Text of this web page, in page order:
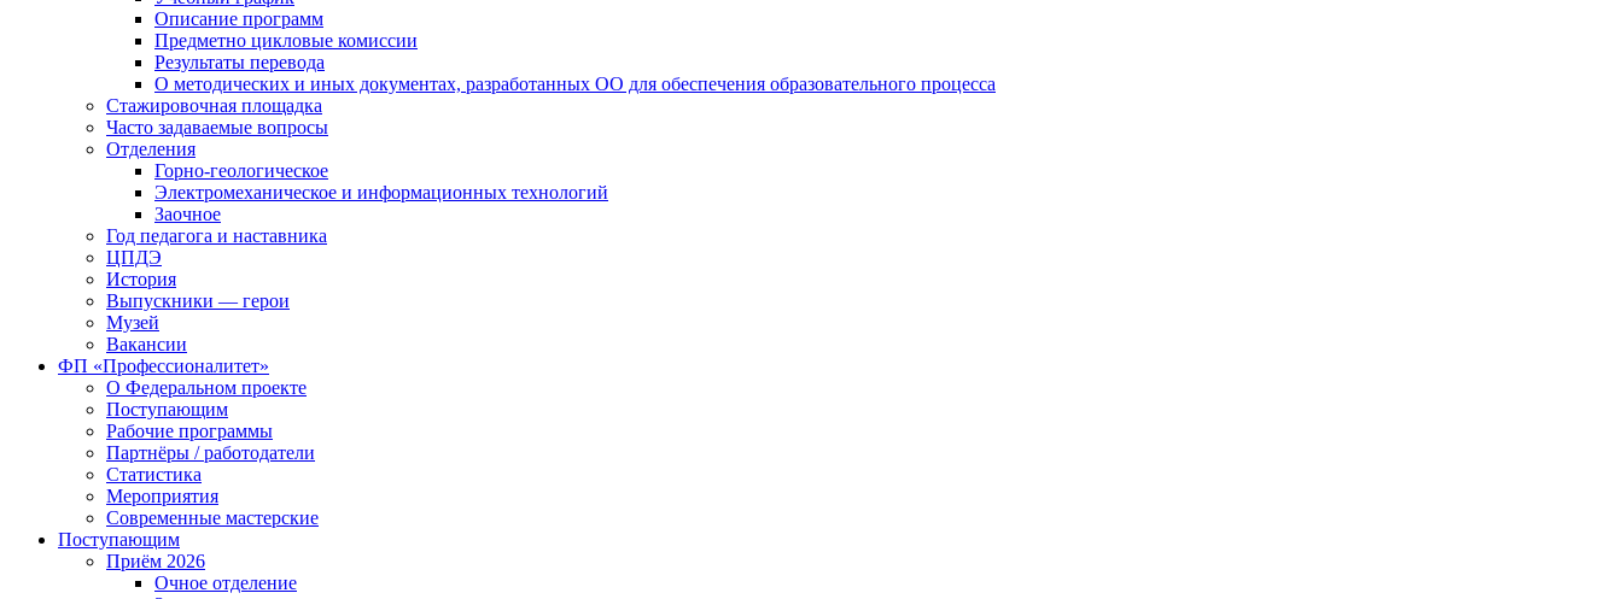
Описание программ
Предметно цикловые комиссии
Результаты перевода
О методических и иных документах, разработанных ОО для обеспечения образовательного процесса
Стажировочная площадка
Часто задаваемые вопросы
Отделения
Горно-геологическое
Электромеханическое и информационных технологий
Заочное
Год педагога и наставника
ЦПДЭ
История
Выпускники — герои
Музей
Вакансии
ФП «Профессионалитет»
О Федеральном проекте
Поступающим
Рабочие программы
Партнёры / работодатели
Статистика
Мероприятия
Современные мастерские
Поступающим
Приём 2026
Очное отделение